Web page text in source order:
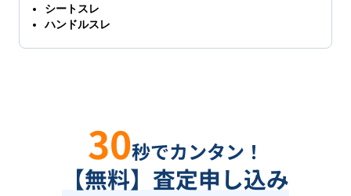
シートスレ
ハンドルスレ
30秒でカンタン！
【無料】査定申し込み